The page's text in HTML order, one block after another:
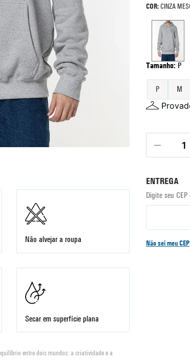
Não alvejar a roupa
Secar em superfície plana
entre dois mundos: a criatividade e a
COR: CINZA
Tamanho: P
P M
Não sei meu CEP